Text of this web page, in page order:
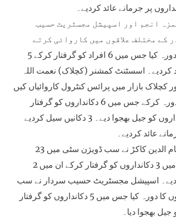
انجم اور اسپیشل مجسٹریٹ حسیب
کے مختلف علاقوں میں کاروائی کرتے
ہوئے ہوے 32 دکانوں کا دورہ کیا جس میں 6 افراد کو گرفتار کرکے 5
کردیے۔ اسسٹنٹ کمشنر (کچلاک) نعمت اللہ
کچلاک بازار میں پرائس کنٹرول کاروائیاں کیں
اس دوران 31 دکانوں کا دورہ کرکے جس میں 6 دکانداروں کو گرفتار
کرکے ان میں سے 2 دکانداروں کو جیل بھجوا دیے۔ 3 دکانیں سیل کردیے
اسپیشل مجسٹریٹ احسام الدین کاکڑ نے سب ڈویژن سٹی میں 23
دکانوں کو دورہ کیا جس میں 3 دکانداروں کو گرفتار کرکے ان میں 2
دیے۔ اسپیشل مجسٹریٹ حسیب سردار نے سب
ڈویژن صدر میں 27 دکانوں کا دورہ کیا جس میں 5 دکانداروں کو گرفتار